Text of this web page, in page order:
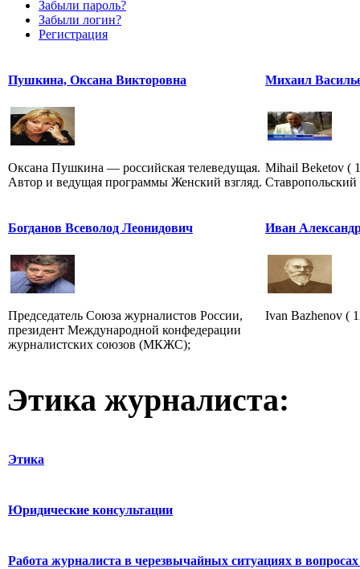
Забыли пароль?
Забыли логин?
Регистрация
Пушкина, Оксана Викторовна
Оксана Пушкина — российская телеведущая.
Автор и ведущая программы Женский взгляд.
Михаил
Mihail Beketov (
Ставропольский
Богданов Всеволод Леонидович
Председатель Союза журналистов России,
президент Международной конфедерации
журналистских союзов (МКЖС);
Иван
Ivan Bazhenov (
Этика журналиста:
Этика
Юридические консультации
Работа журналиста в черезвычайных ситуациях в вопросах